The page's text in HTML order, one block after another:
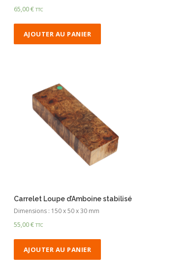
65,00€ TTC
AJOUTER AU PANIER
Carrelet Loupe d’Amboine stabilisé
Dimensions : 150 x 50 x 30 mm
55,00€ TTC
AJOUTER AU PANIER